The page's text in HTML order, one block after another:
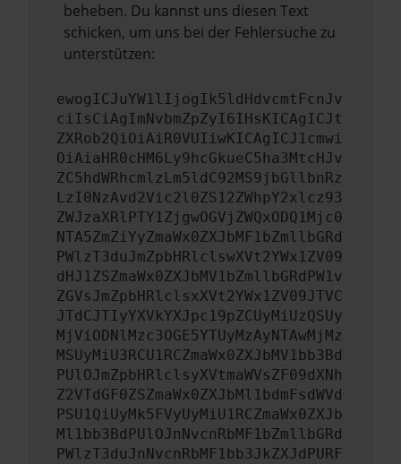
beheben. Du kannst uns diesen Text
schicken, um uns bei der Fehlersuche zu
unterstützen:
ewogICJuYW1lIjogIk5ldHdvcmtFcnJv
ciIsCiAgImNvbmZpZyI6IHsKICAgICJt
ZXRob2QiOiAiR0VUIiwKICAgICJ1cmwi
OiAiaHR0cHM6Ly9hcGkueC5ha3MtcHJv
ZC5hdWRhcmlzLm5ldC92MS9jbGllbnRz
LzI0NzAvd2Vic2l0ZS12ZWhpY2xlcz93
ZWJzaXRlPTY1ZjgwOGVjZWQxODQ1Mjc0
NTA5ZmZiYyZmaWx0ZXJbMF1bZmllbGRd
PWlzT3duJmZpbHRlclswXVt2YWx1ZV09
dHJ1ZSZmaWx0ZXJbMV1bZmllbGRdPW1v
ZGVsJmZpbHRlclsxXVt2YWx1ZV09JTVC
JTdCJTIyYXVkYXJpc19pZCUyMiUzQSUy
MjViODNlMzc3OGE5YTUyMzAyNTAwMjMz
MSUyMiU3RCU1RCZmaWx0ZXJbMV1bb3Bd
PUlOJmZpbHRlclsyXVtmaWVsZF09dXNh
Z2VTdGF0ZSZmaWx0ZXJbMl1bdmFsdWVd
PSU1QiUyMk5FVyUyMiU1RCZmaWx0ZXJb
Ml1bb3BdPUlOJnNvcnRbMF1bZmllbGRd
PWlzT3duJnNvcnRbMF1bb3JkZXJdPURF